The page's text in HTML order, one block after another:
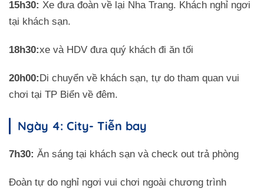
15h30: Xe đưa đoàn về lại Nha Trang. Khách nghỉ ngơi
tại khách sạn.
18h30:xe và HDV đưa quý khách đi ăn tối
20h00:Di chuyển về khách sạn, tự do tham quan vui
chơi tại TP Biển về đêm.
Ngày 4: City- Tiễn bay
7h30: Ăn sáng tại khách sạn và check out trả phòng
Đoàn tự do nghỉ ngơi vui chơi ngoài chương trình